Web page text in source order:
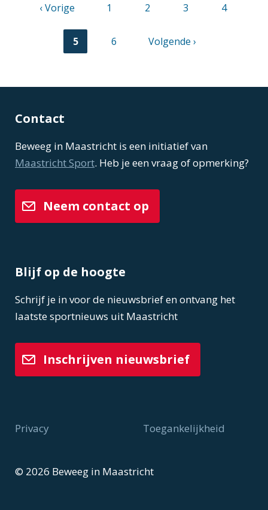
Paginering
Vorige
pagina
‹ Vorige Pagina
1 Pagina
2 Pagina
3 Pagina
4
Huidige
pagina
5 Pagina
6 Volgende
pagina
Volgende ›
Contact
Beweeg in Maastricht is een initiatief van
Maastricht Sport. Heb je een vraag of opmerking?
Neem contact op
Blijf op de hoogte
Schrijf je in voor de nieuwsbrief en ontvang het
laatste sportnieuws uit Maastricht
Inschrijven nieuwsbrief
Privacy Toegankelijkheid
© 2026 Beweeg in Maastricht